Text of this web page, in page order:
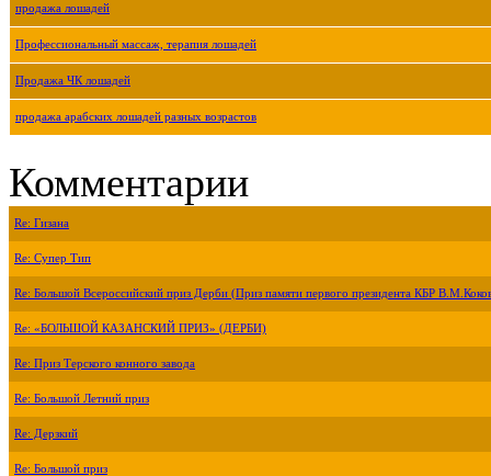
продажа лошадей
Профессиональный массаж, терапия лошадей
Продажа ЧК лошадей
продажа арабских лошадей разных возрастов
Комментарии
Re: Гизана
Re: Супер Тип
Re: Большой Всероссийский приз Дерби (Приз памяти первого президента КБР
Re: «БОЛЬШОЙ КАЗАНСКИЙ ПРИЗ» (ДЕРБИ)
Re: Приз Терского конного завода
Re: Большой Летний приз
Re: Дерзкий
Re: Большой приз